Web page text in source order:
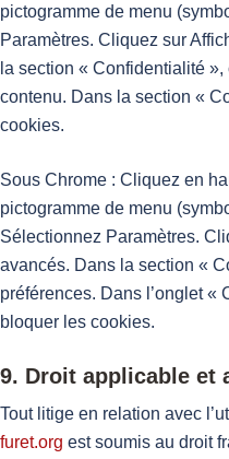
pictogramme de menu
Paramètres. Cliquez sur
la section « Confidentialité
contenu. Dans la section «
cookies.
Sous Chrome : Cliquez en
pictogramme de menu
Sélectionnez Paramètres.
avancés. Dans la section «
préférences. Dans l’onglet «
bloquer les cookies.
9. Droit applicable
Tout litige en relation avec
furet.org est soumis au droit